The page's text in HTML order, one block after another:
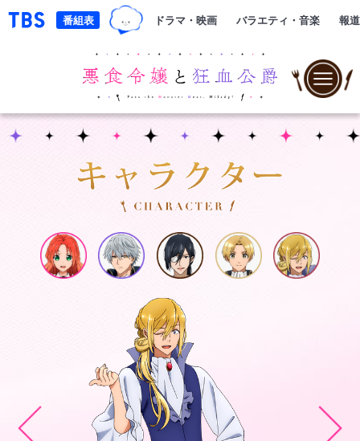
「TBSテレビ｜ときめくときを。」トップページ
TBSグループキャラクター『ワクテ
ドラマ・映画 バラエティ・音楽 報
番組表